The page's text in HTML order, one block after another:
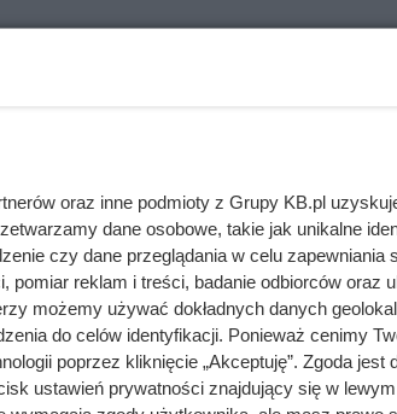
cena jest śmiesznie niska
do domów. Polacy nie wiedzą, jak reagować
oraz inne podmioty z Grupy KB.pl
dane osobowe, takie jak unikalne
czy dane przeglądania w celu zapewniania
pomiar reklam i treści, badanie odbiorców oraz
możemy używać dokładnych danych
do celów identyfikacji. Ponieważ cenimy
poprzez kliknięcie „Akceptuję”. Zgoda jest
ustawień prywatności znajdujący się w